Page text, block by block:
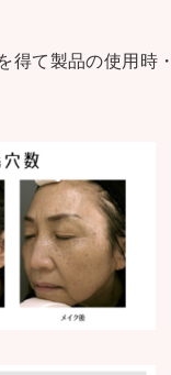
得て製品の使用時